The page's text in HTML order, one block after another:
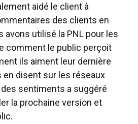
aidé le client à
des clients en
avons utilisé la PNL pour les
comment le public perçoit
ils aiment leur dernière
disent sur les réseaux
sentiments a suggéré
la prochaine version et